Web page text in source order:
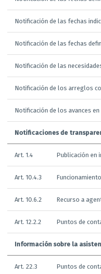
Notificación de las fechas
Notificación de las fechas
Notificación de las
Notificación de los arreglos
Notificación de los avances
Notificaciones de
Art. 1.4 Publicación en
Art. 10.4.3
Art. 10.6.2 Recurso a
Art. 12.2.2 Puntos de
Información sobre la
Art. 22.3 Puntos de